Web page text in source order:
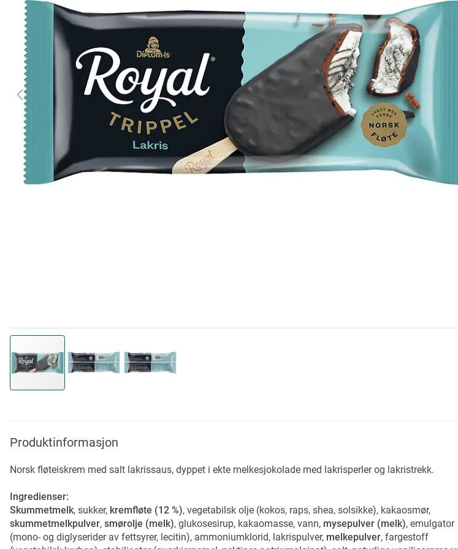
the
beginning
the
gallery
Produktinformasjon
Norsk fløteiskrem med salt lakrissaus, dyppet i ekte melkesjokolade med lakrisperler og lakristrekk.
Ingredienser:
Skummetmelk, sukker, kremfløte (12 %), vegetabilsk olje (kokos, raps, shea, solsikke), kakaosmør,
skummetmelkpulver, smørolje (melk), glukosesirup, kakaomasse, vann, mysepulver (melk), emulgator
(mono- og diglyserider av fettsyrer, lecitin), ammoniumklorid, lakrispulver, melkepulver, fargestoff